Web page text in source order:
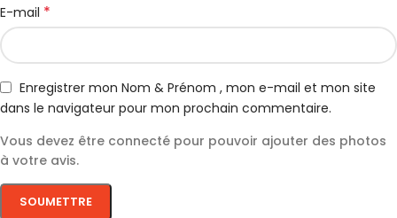
E-mail *
Enregistrer mon Nom & Prénom , mon e-mail et mon site
dans le navigateur pour mon prochain commentaire.
Vous devez être connecté pour pouvoir ajouter des photos
à votre avis.